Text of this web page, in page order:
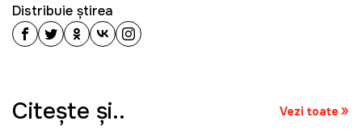
Distribuie știrea
Citeşte şi.. Vezi toate